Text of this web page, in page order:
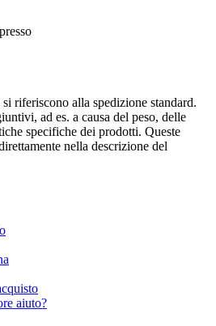
riferiscono alla spedizione standard.
ad es. a causa del peso, delle
specifiche dei prodotti. Queste
nella descrizione del
aiuto?